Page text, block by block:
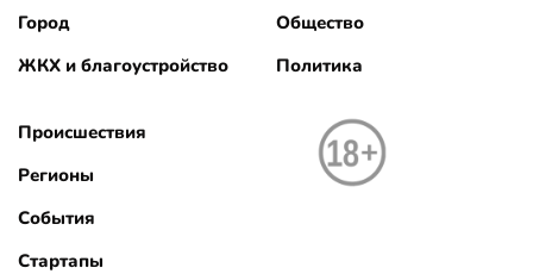
Город
ЖКХ и благоустройство
Общество
Политика
Происшествия
Регионы
События
Стартапы